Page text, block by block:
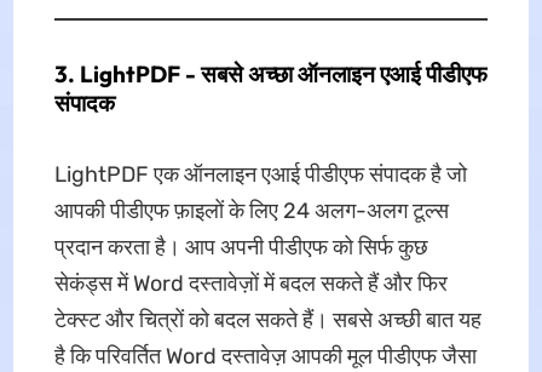
3. LightPDF - सबसे अच्छा ऑनलाइन एआई पीडीएफ
संपादक
LightPDF एक ऑनलाइन एआई पीडीएफ संपादक है जो
आपकी पीडीएफ फ़ाइलों के लिए 24 अलग-अलग टूल्स
प्रदान करता है। आप अपनी पीडीएफ को सिर्फ कुछ
सेकंड्स में Word दस्तावेज़ों में बदल सकते हैं और फिर
टेक्स्ट और चित्रों को बदल सकते हैं। सबसे अच्छी बात यह
है कि परिवर्तित Word दस्तावेज़ आपकी मूल पीडीएफ जैसा